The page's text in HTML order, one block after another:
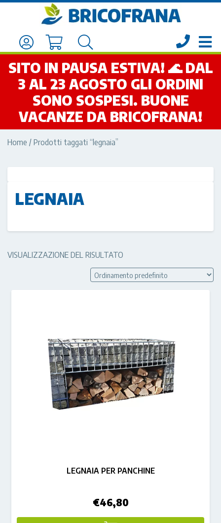
SITO IN PAUSA ESTIVA! 🌊 DAL
3 AL 23 AGOSTO GLI ORDINI
SONO SOSPESI. BUONE
VACANZE DA BRICOFRANA!
Home / Prodotti taggati “legnaia”
LEGNAIA
VISUALIZZAZIONE DEL RISULTATO
LEGNAIA PER PANCHINE
€46,80